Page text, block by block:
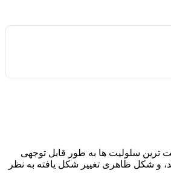
سلولیت ها به طور قابل توجهی
و شکل ظاهری تغییر شکل یافته به نظر